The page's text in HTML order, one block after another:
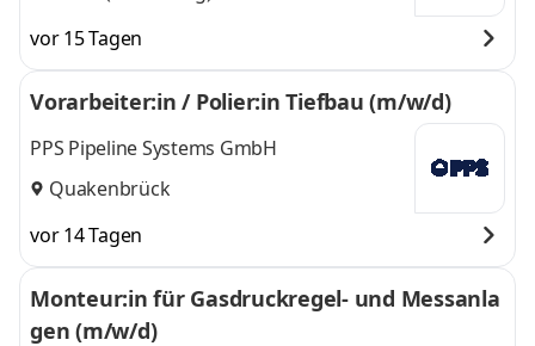
vor 15 Tagen
Vorarbeiter:in / Polier:in Tiefbau (m/w/d)
PPS Pipeline Systems GmbH
Quakenbrück
vor 14 Tagen
Monteur:in für Gasdruckregel- und Messanla
gen (m/w/d)